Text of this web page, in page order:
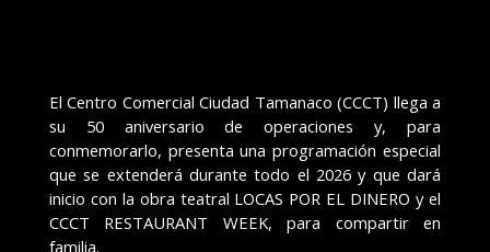
El Centro Comercial Ciudad Tamanaco (CCCT) llega a
su 50 aniversario de operaciones y, para
conmemorarlo, presenta una programación especial
que se extenderá durante todo el 2026 y que dará
inicio con la obra teatral LOCAS POR EL DINERO y el
CCCT RESTAURANT WEEK, para compartir en
familia.